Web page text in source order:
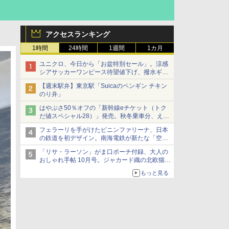
アクセスランキング
1時間 24時間 1週間 1カ月
ユニクロ、今日から「お盆特別セール」。涼感
シアサッカーワンピース待望値下げ、撥水ギア
ショーツは1990円に
【週末駅弁】東京駅「Suicaのペンギン チキン
のり弁」
はやぶさ50％オフの「新幹線eチケット（トク
だ値スペシャル28）」発売。秋冬乗車分、えき
ねっと限定
フェラーリを手がけたピニンファリーナ、日本
の鉄道を初デザイン。南海電鉄が新たな「空港
特急」をなにわ筋線へ導入
「リサ・ラーソン」がま口ポーチ付録、大人の
おしゃれ手帖 10月号。ジャカード織の北欧猫デ
もっと見る